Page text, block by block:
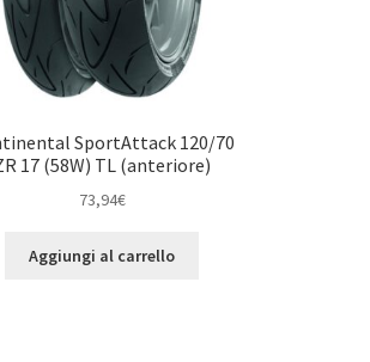
SportAttack 120/70
17 (58W) TL (anteriore)
73,94€
Aggiungi al carrello